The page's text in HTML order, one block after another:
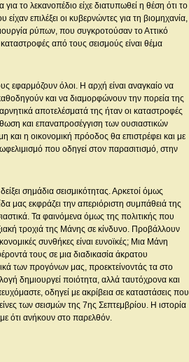
το λεκανοπέδιο είχε διατυπωθεί η θέση ότι το
είχαν επιλέξει οι κυβερνώντες για τη βιομηχανία,
ρύπων, που συγκροτούσαν το Αττικό
από τους σεισμούς είναι θέμα
εφαρμόζουν όλοι. Η αρχή είναι αναγκαίο να
και να διαμορφώνουν την πορεία της
αποτελέσματά της ήταν οι καταστροφές
και επαναπροσέγγιση των ουσιαστικών
η οικονομική πρόοδος θα επιστρέφει και με
που οδηγεί στον παρασιτισμό, στην
σημάδια σεισμικότητας. Αρκετοί όμως
μας εκφράζει την απεριόριστη συμπάθειά της
Τα φαινόμενα όμως της πολιτικής που
τροχιά της Μάνης σε κίνδυνο. Προβάλλουν
συνθήκες είναι ευνοϊκές; Μια Μάνη
τους σε μια διαδικασία άκρατου
των προγόνων μας, προεκτείνοντάς τα στο
δημιουργεί ποιότητα, αλλά ταυτόχρονα και
οδηγεί με ακρίβεια σε καταστάσεις που
των σεισμών της 7ης Σεπτεμβρίου. Η ιστορία
ότι ανήκουν στο παρελθόν.